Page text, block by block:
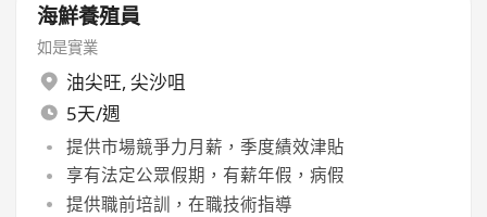
海鮮養殖員
如是實業
油尖旺, 尖沙咀
5天/週
提供市場競爭力月薪，季度績效津貼
享有法定公眾假期，有薪年假，病假
提供職前培訓，在職技術指導